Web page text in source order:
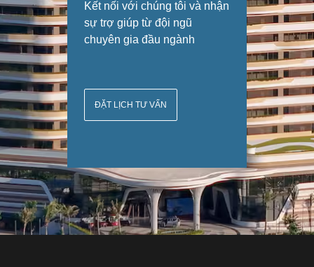
Kết nối với chúng tôi và nhận
sự trợ giúp từ đội ngũ
chuyên gia đầu ngành
ĐẶT LỊCH TƯ VẤN